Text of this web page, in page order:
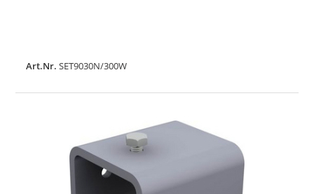
Art.Nr. SET9030N/300W